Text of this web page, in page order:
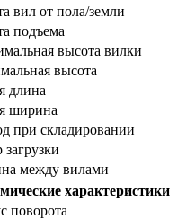
вил от пола/земли
подъема
высота вилки
высота
длина
ширина
при складировании
между вилами
характеристики
поворота